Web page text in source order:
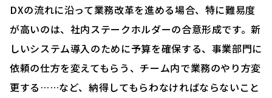
DXの流れに沿って業務改革を進める場合、特に難易度
が高いのは、社内ステークホルダーの合意形成です。新
しいシステム導入のために予算を確保する、事業部門に
依頼の仕方を変えてもらう、チーム内で業務のやり方変
更する……など、納得してもらわなければならないこと